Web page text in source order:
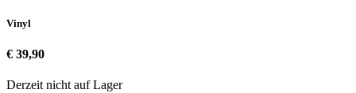
Vinyl
€ 39,90
Derzeit nicht auf Lager